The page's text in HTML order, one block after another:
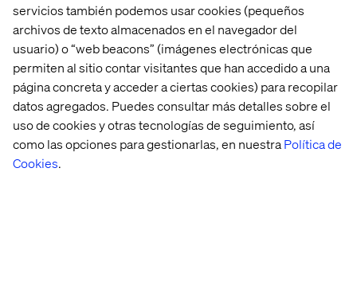
servicios también podemos usar cookies (pequeños
archivos de texto almacenados en el navegador del
usuario) o “web beacons” (imágenes electrónicas que
permiten al sitio contar visitantes que han accedido a una
página concreta y acceder a ciertas cookies) para recopilar
datos agregados. Puedes consultar más detalles sobre el
uso de cookies y otras tecnologías de seguimiento, así
como las opciones para gestionarlas, en nuestraPolítica de
Cookies.
Home
Acerca de
Oficinas
Quiénes somos